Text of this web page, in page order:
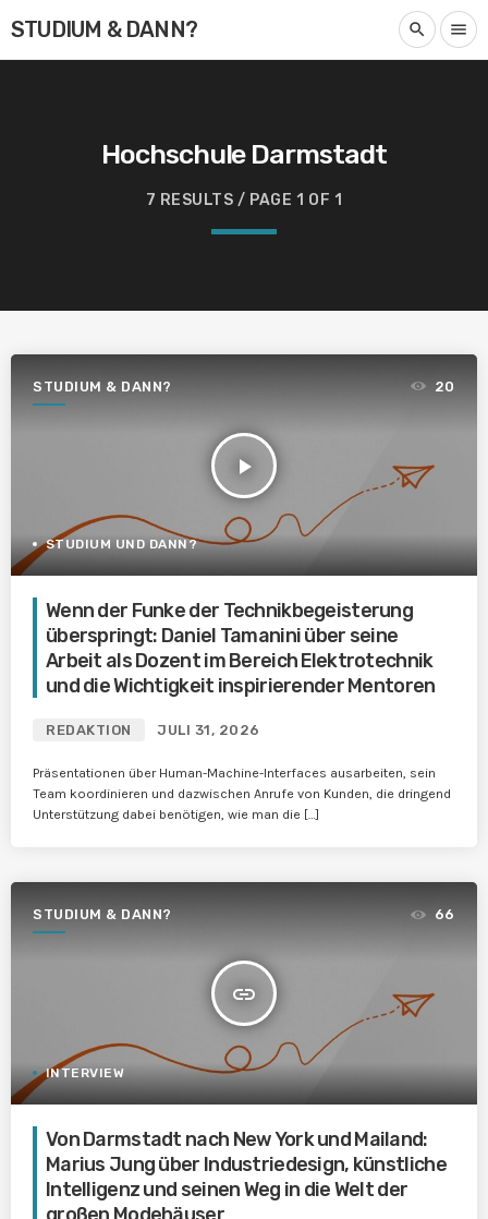
STUDIUM & DANN? search menu
Hochschule Darmstadt
7 RESULTS / PAGE 1 OF 1
STUDIUM & DANN?
play_arrow
20
STUDIUM UND DANN?
Wenn der Funke der Technikbegeisterung
überspringt: Daniel Tamanini über seine
Arbeit als Dozent im Bereich Elektrotechnik
und die Wichtigkeit inspirierender Mentoren
REDAKTION JULI 31, 2026
Präsentationen über Human-Machine-Interfaces ausarbeiten, sein
Team koordinieren und dazwischen Anrufe von Kunden, die dringend
Unterstützung dabei benötigen, wie man die […]
STUDIUM & DANN?
insert_link
66
INTERVIEW
Von Darmstadt nach New York und Mailand:
Marius Jung über Industriedesign, künstliche
Intelligenz und seinen Weg in die Welt der
großen Modehäuser